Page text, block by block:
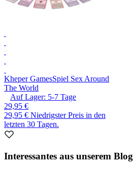
Kheper GamesSpiel Sex Around
The World
Auf Lager: 5-7 Tage
29,95 €
29,95 € Niedrigster Preis in den
letzten 30 Tagen.
Interessantes aus unserem Blog